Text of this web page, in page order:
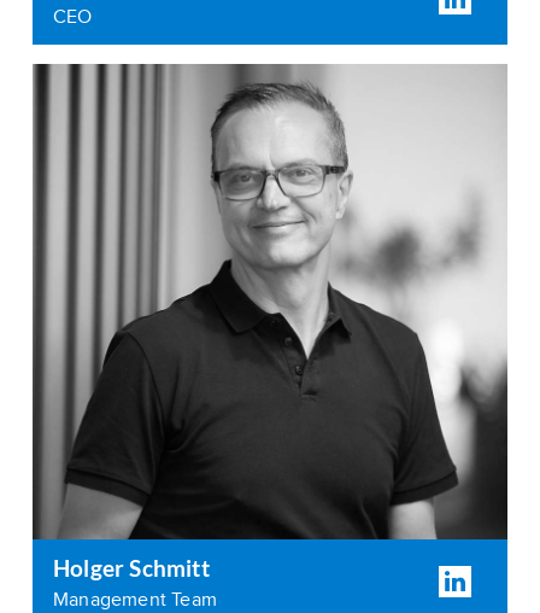
CEO
Holger Schmitt
Management Team